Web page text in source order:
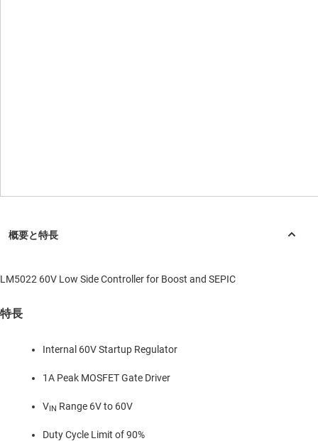
LM5022 60V Low Side Controller for Boost and SEPIC
特長
Internal 60V Startup Regulator
1A Peak MOSFET Gate Driver
V IN Range 6V to 60V
Duty Cycle Limit of 90%